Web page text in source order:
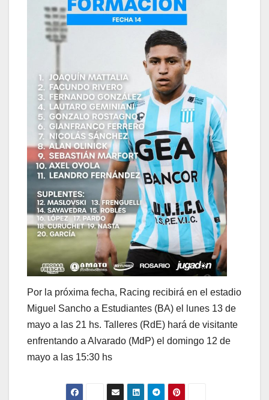
Por la próxima fecha, Racing recibirá en el estadio
Miguel Sancho a Estudiantes (BA) el lunes 13 de
mayo a las 21 hs. Talleres (RdE) hará de visitante
enfrentando a Alvarado (MdP) el domingo 12 de
mayo a las 15:30 hs